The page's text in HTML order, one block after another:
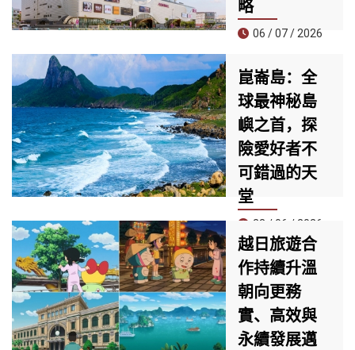
這是航空公司開航
以來的第四條國際
（Full-service）直
飛新加坡與富國島
兩大亞洲熱門旅遊
目的地的航空公
司。
略
06 / 07 / 2026
段的 AEON MALL
峴港清溪，正迅速
成為當地居民與觀
光客必訪的新地
標。擁有近30,000
平方公尺的規模，
匯集約60家品牌專
櫃與多個國際知名
品牌，是目前峴港
最具規模與現代感
的購物中心之一。
崑崙島：全
球最神秘島
嶼之首，探
險愛好者不
可錯過的天
堂
23 / 06 / 2026
崑崙島近日被知名
旅遊雜誌《Travel
& Leisure》評為**
全球30大最神秘海
島榜單第一名**，
成為今夏尋求冒險
越日旅遊合
作持續升溫
朝向更務
實、高效與
永續發展邁